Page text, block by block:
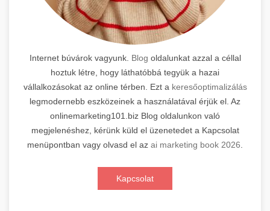
Internet búvárok vagyunk. Blog oldalunkat azzal a céllal
hoztuk létre, hogy láthatóbbá tegyük a hazai
vállalkozásokat az online térben. Ezt a keresőoptimalizálás
legmodernebb eszközeinek a használatával érjük el. Az
onlinemarketing101.biz Blog oldalunkon való
megjelenéshez, kérünk küld el üzenetedet a Kapcsolat
menüpontban vagy olvasd el az ai marketing book 2026
Kapcsolat